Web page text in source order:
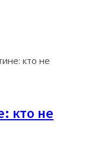
кто не
кто не